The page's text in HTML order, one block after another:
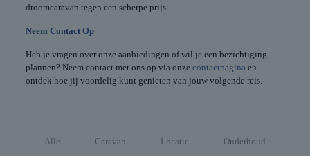
droomcaravan tegen een scherpe prijs.
Neem Contact Op
Heb je vragen over onze aanbiedingen of wil je een bezichtiging
plannen? Neem contact met ons op via onze contactpagina en
ontdek hoe jij voordelig kunt genieten van jouw volgende reis.
Alle Caravan Locatie Onderhoud